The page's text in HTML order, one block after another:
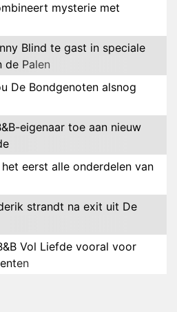
mysterie met
Blind te gast in speciale
de Palen
De Bondgenoten alsnog
eigenaar toe aan nieuw
eerst alle onderdelen van
strandt na exit uit De
Vol Liefde vooral voor